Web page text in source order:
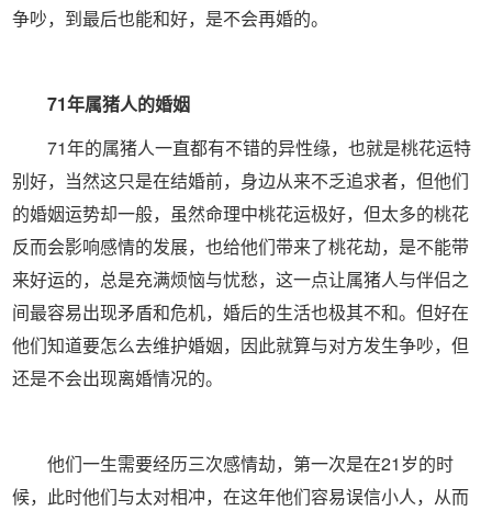
争吵，到最后也能和好，是不会再婚的。
71年属猪人的婚姻
71年的属猪人一直都有不错的异性缘，也就是桃花运特
别好，当然这只是在结婚前，身边从来不乏追求者，但他们
的婚姻运势却一般，虽然命理中桃花运极好，但太多的桃花
反而会影响感情的发展，也给他们带来了桃花劫，是不能带
来好运的，总是充满烦恼与忧愁，这一点让属猪人与伴侣之
间最容易出现矛盾和危机，婚后的生活也极其不和。但好在
他们知道要怎么去维护婚姻，因此就算与对方发生争吵，但
还是不会出现离婚情况的。
他们一生需要经历三次感情劫，第一次是在21岁的时
候，此时他们与太对相冲，在这年他们容易误信小人，从而